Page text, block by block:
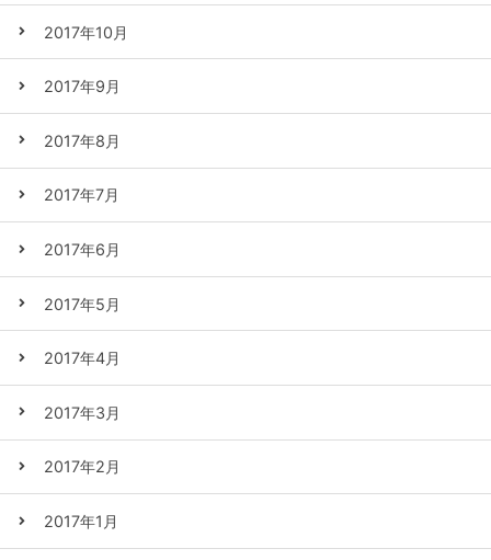
2017年10月
2017年9月
2017年8月
2017年7月
2017年6月
2017年5月
2017年4月
2017年3月
2017年2月
2017年1月